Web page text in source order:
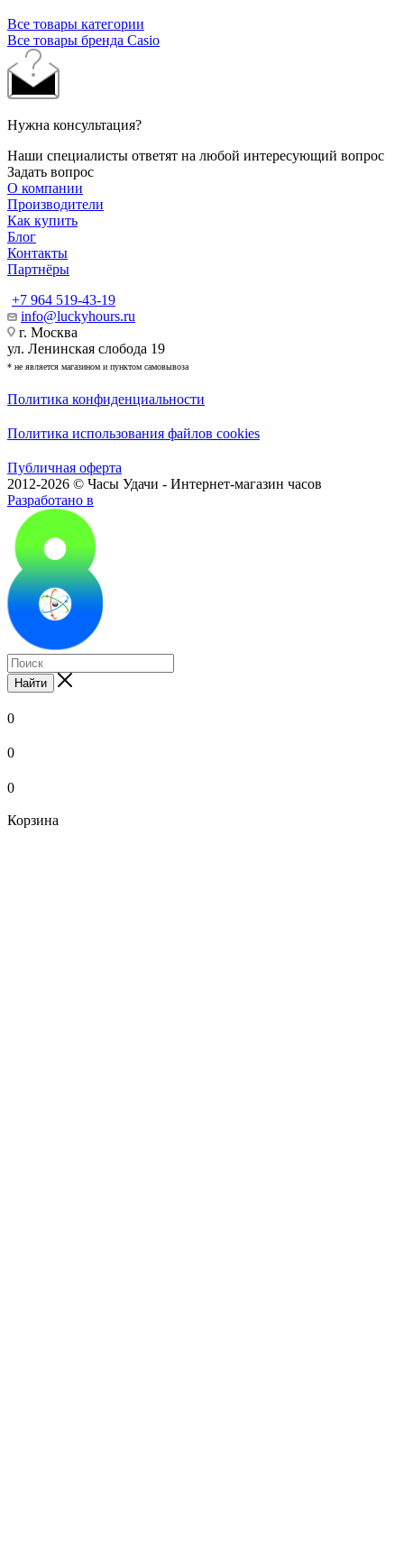
Все товары категории
Все товары бренда Casio
Нужна консультация?
Наши специалисты ответят на любой интересующий вопрос
Задать вопрос
О компании
Производители
Как купить
Блог
Контакты
Партнёры
+7 964 519-43-19
info@luckyhours.ru
г. Москва
ул. Ленинская слобода 19
* не является магазином и пунктом самовывоза
Политика конфиденциальности
Политика использования файлов cookies
Публичная оферта
2012-2026 © Часы Удачи - Интернет-магазин часов
Разработано в
Найти
0
0
0
Корзина